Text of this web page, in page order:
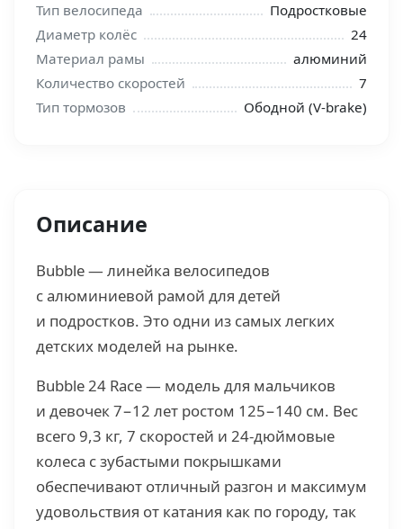
Тип велосипеда
Подростковые
Диаметр колёс
24
Материал рамы
алюминий
Количество скоростей
7
Тип тормозов
Ободной (V-brake)
Описание
Bubble — линейка велосипедов
с алюминиевой рамой для детей
и подростков. Это одни из самых легких
детских моделей на рынке.
Bubble 24 Race — модель для мальчиков
и девочек 7−12 лет ростом 125−140 см. Вес
всего 9,3 кг, 7 скоростей и 24-дюймовые
колеса с зубастыми покрышками
обеспечивают отличный разгон и максимум
удовольствия от катания как по городу, так